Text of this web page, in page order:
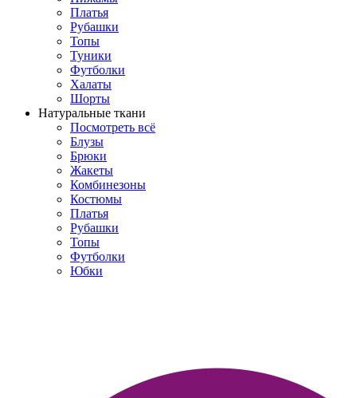
Платья
Рубашки
Топы
Туники
Футболки
Халаты
Шорты
Натуральные ткани
Посмотреть всё
Блузы
Брюки
Жакеты
Комбинезоны
Костюмы
Платья
Рубашки
Топы
Футболки
Юбки